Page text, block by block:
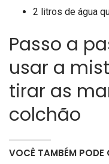
2 litros de água
Passo a
usar a
tirar as
colchão
VOCÊ TAMBÉM PODE